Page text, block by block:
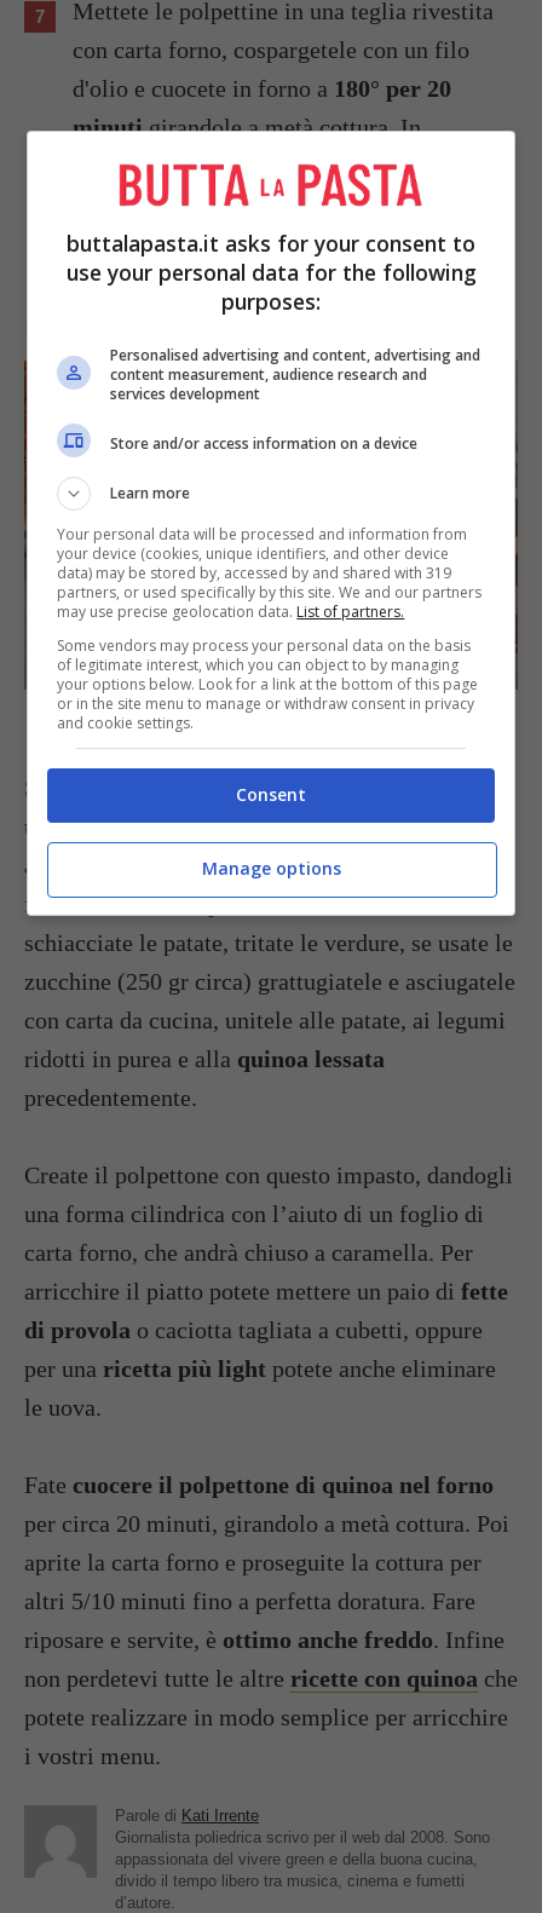
Mettete le polpettine in una teglia rivestita
con carta forno, cospargetele con un filo
d'olio e cuocete in forno a 180° per 20
minutigirandole a metà cottura. In
alternativa potete friggere le polpette di
quinoa in padella con poco olio.
Gustoso e semplice, il polpettone di quinoa piace anche ai bambini –
Se desiderate fare il polpettone di quinoa
usare gli ingredienti della ricetta principale
aggiungendo 240 gr di fagioli borlotti lessati e
frullati o lo stesso peso di ceci. Quindi lessate e
schiacciate le patate, tritate le verdure, se usate le
zucchine (250 gr circa) grattugiatele e asciugatele
con carta da cucina, unitele alle patate, ai legumi
ridotti in purea e alla quinoa lessata
precedentemente.
Create il polpettone con questo impasto, dandogli
una forma cilindrica con l’aiuto di un foglio di
carta forno, che andrà chiuso a caramella. Per
arricchire il piatto potete mettere un paio di fette
di provola o caciotta tagliata a cubetti, oppure
per una ricetta più light potete anche eliminare
le uova.
Fate cuocere il polpettone di quinoa nel forno
per circa 20 minuti, girandolo a metà cottura. Poi
aprite la carta forno e proseguite la cottura per
altri 5/10 minuti fino a perfetta doratura. Fare
riposare e servite, è ottimo anche freddo. Infine
non perdetevi tutte le altre ricette con quinoa che
potete realizzare in modo semplice per arricchire
i vostri menu.
Parole di Kati Irrente
Giornalista poliedrica scrivo per il web dal 2008. Sono
appassionata del vivere green e della buona cucina,
divido il tempo libero tra musica, cinema e fumetti
d’autore.
buttalapasta.it asks for your consent to
use your personal data for the following
purposes:
Personalised advertising and content, advertising and
content measurement, audience research and
services development
Store and/or access information on a device
Learn more
Your personal data will be processed and information from
your device (cookies, unique identifiers, and other device
data) may be stored by, accessed by and shared with 319
partners, or used specifically by this site. We and our partners
may use precise geolocation data. List of partners.
Some vendors may process your personal data on the basis
of legitimate interest, which you can object to by managing
your options below. Look for a link at the bottom of this page
or in the site menu to manage or withdraw consent in privacy
and cookie settings.
Consent
Manage options